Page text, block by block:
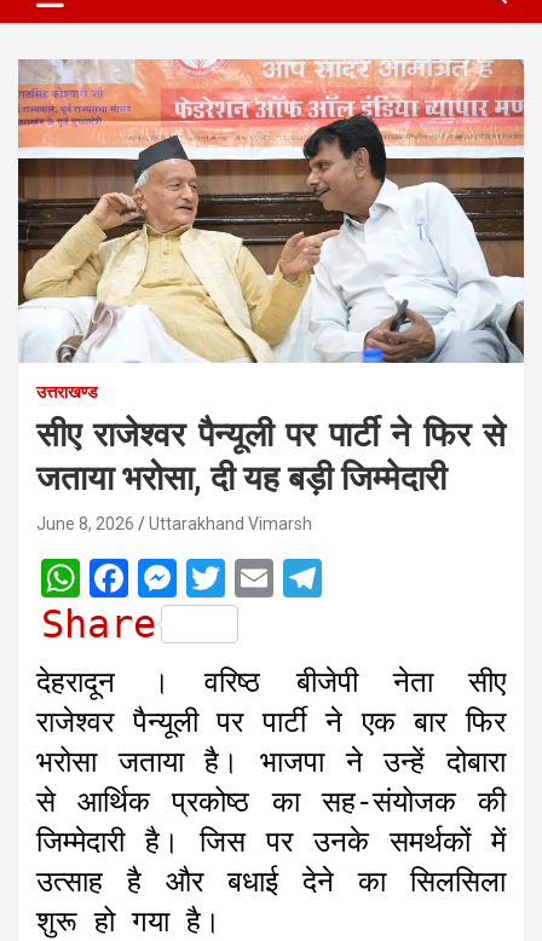
उत्तराखण्ड
सीए राजेश्वर पैन्यूली पर पार्टी ने फिर से
जताया भरोसा, दी यह बड़ी जिम्मेदारी
June 8, 2026 Uttarakhand Vimarsh
W
h
t
s
A
p
p
F
a
e
b
o
o
k
M
e
s
s
e
n
g
e
r
T
w
i
t
t
e
r
E
i
l
l
e
g
r
a
m
Share
देहरादून । वरिष्ठ बीजेपी नेता सीए
राजेश्वर पैन्यूली पर पार्टी ने एक बार फिर
भरोसा जताया है। भाजपा ने उन्हें दोबारा
से आर्थिक प्रकोष्ठ का सह-संयोजक की
जिम्मेदारी है। जिस पर उनके समर्थकों में
उत्साह है और बधाई देने का सिलसिला
शुरू हो गया है।